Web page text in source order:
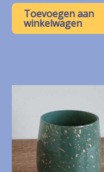
Toevoegen aan
winkelwagen